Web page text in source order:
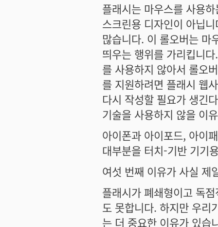
플래시는 마우스를 사용
스크린용 디자인이 아닙
많습니다. 이 롤오버는 마
띄우는 행위를 가리킵니
를 사용하지 않아서 롤오
를 지원하려면 플래시 웹
다시 작성할 필요가 생긴
기술을 사용하지 않을 이
아이폰과 아이포드, 아이
대부분을 터치-기반 기기
여섯 번째 이유가 사실 제
플래시가 폐쇄형이고 독
도 못합니다. 하지만 우리
는 더 중요한 이유가 있습